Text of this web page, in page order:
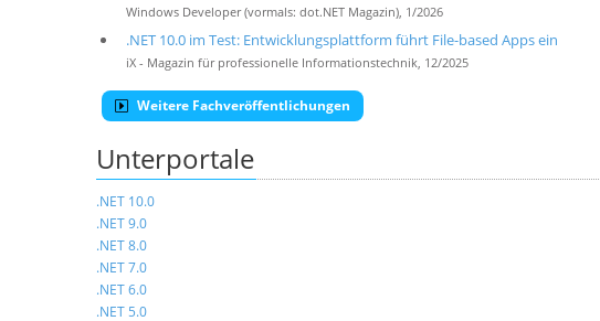
Windows Developer (vormals: dot.NET Magazin), 1/2026
.NET 10.0 im Test: Entwicklungsplattform führt File-based Apps ein
iX - Magazin für professionelle Informationstechnik, 12/2025
Weitere Fachveröffentlichungen
Unterportale
.NET 10.0
.NET 9.0
.NET 8.0
.NET 7.0
.NET 6.0
.NET 5.0